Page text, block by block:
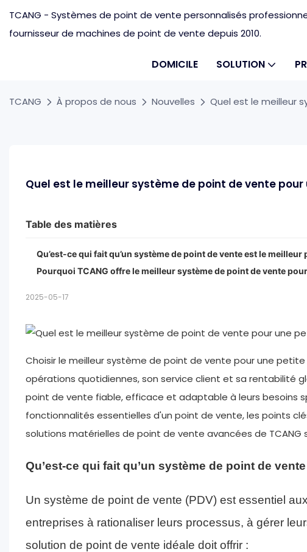
TCANG - Systèmes de point de vente personnalisés
fournisseur de machines de point de vente depuis 2010.
DOMICILE SOLUTION
TCANG À propos de nous Nouvelles Quel est le meilleur
Quel est le meilleur système de point de vente pour
Table des matières
Qu’est-ce qui fait qu’un système de point de vente est le
Pourquoi TCANG offre le meilleur système de point de vente
2025-05-17
Choisir le meilleur système de point de vente pour une
opérations quotidiennes, son service client et sa rentabilité
point de vente fiable, efficace et adaptable à leurs besoins
fonctionnalités essentielles d'un point de vente, les points
solutions matérielles de point de vente avancées de TCANG
Qu’est-ce qui fait qu’un système de point de
Un système de point de vente (PDV) est essentiel
entreprises à rationaliser leurs processus, à gérer
solution de point de vente idéale doit offrir :